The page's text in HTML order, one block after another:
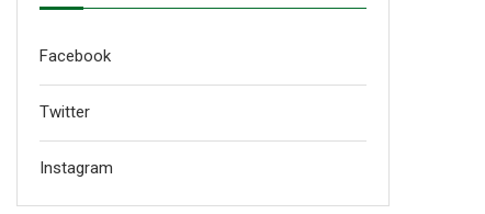
Facebook
Twitter
Instagram